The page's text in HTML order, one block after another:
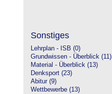
Sonstiges
Lehrplan - ISB (0)
Grundwissen - Überblick (11)
Material - Überblick (13)
Denksport (23)
Abitur (9)
Wettbewerbe (13)